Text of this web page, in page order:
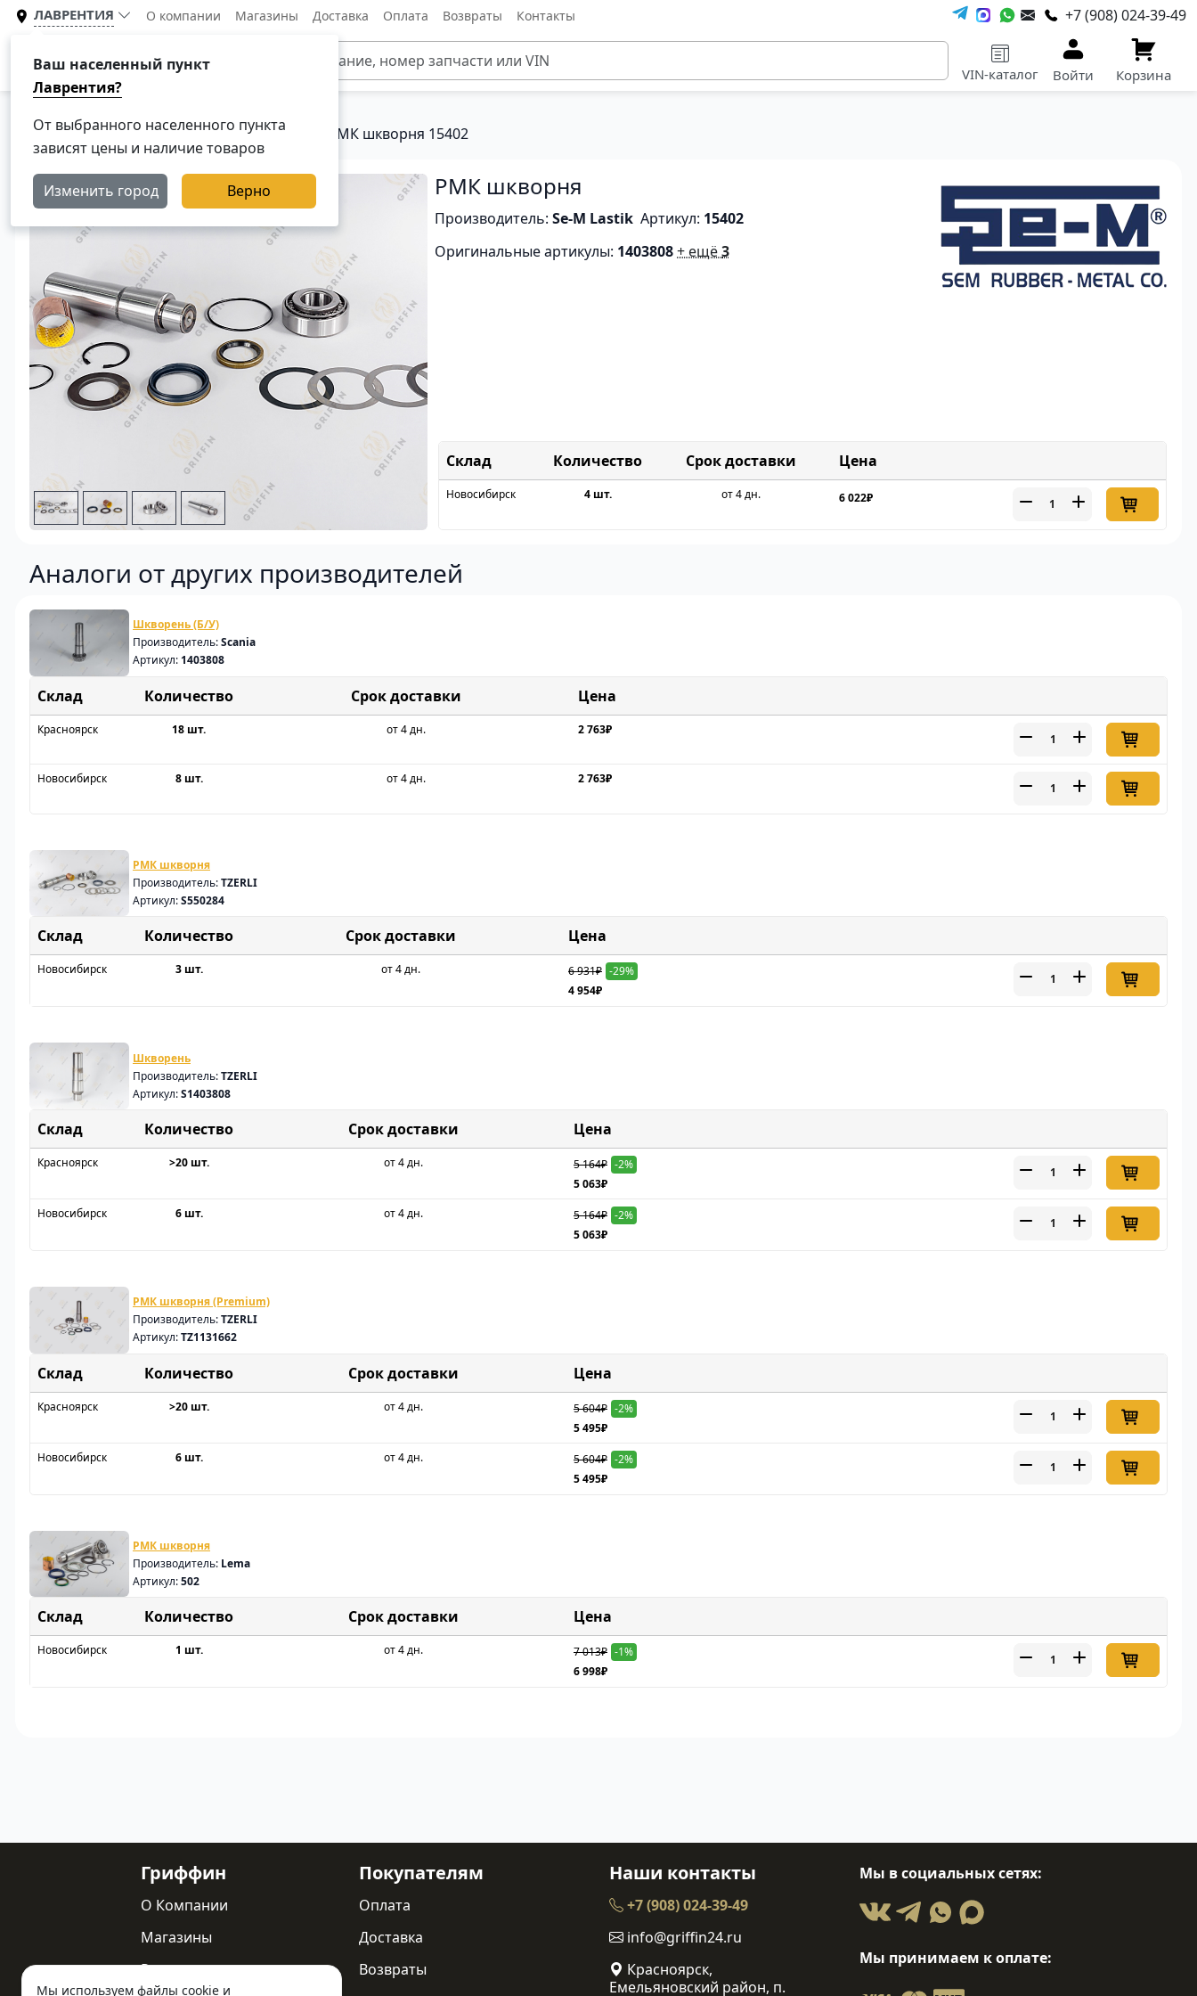
ЛАВРЕНТИЯ
Ваш населенный пункт
Лаврентия?
От выбранного населенного пункта
зависят цены и наличие товаров
Изменить город Верно
О компании Магазины Доставка Оплата Возвраты Контакты +7 (908) 024-39-49
Каталог
VIN-каталог Войти Корзина
Главная Каталог Рулевое управление РМК шкворня 15402
РМК шкворня
Производитель:Se-M Lastik Артикул: 15402
Оригинальные артикулы: 1403808+ ещё3
Склад Срок доставки Цена
Новосибирск 4 шт. от 4 дн. 6 022₽
Аналоги от других производителей
Шкворень (Б/У)
Производитель:Scania
Артикул: 1403808
Склад Срок доставки Цена
Красноярск 18 шт. от 4 дн. 2 763₽
Новосибирск 8 шт. от 4 дн. 2 763₽
РМК шкворня
Производитель:TZERLI
Артикул:S550284
Склад Срок доставки Цена
Новосибирск 3 шт. от 4 дн. 6 931₽ -29%
4 954₽
Шкворень
Производитель:TZERLI
Артикул:S1403808
Склад Срок доставки Цена
Красноярск >20 шт. от 4 дн. 5 164₽ -2%
5 063₽
Новосибирск
6 шт. от 4 дн. 5 164₽ -2%
5 063₽
РМК шкворня (Premium)
Производитель:TZERLI
Артикул:TZ1131662
Склад Срок доставки Цена
Красноярск >20 шт. от 4 дн. 5 604₽ -2%
5 495₽
Новосибирск
6 шт. от 4 дн. 5 604₽ -2%
5 495₽
РМК шкворня
Производитель: Lema
Артикул:502
Склад Срок доставки Цена
Новосибирск 1 шт. от 4 дн. 7 013₽ -1%
6 998₽
Мы используем файлы cookie и
Гриффин
О Компании
Магазины
Реквизиты
Покупателям
Оплата
Доставка
Возвраты
Наши контакты
+7 (908) 024-39-49
info@griffin24.ru
Красноярск,
Емельяновский район, п.
Мы в социальных сетях:
Мы принимаем к оплате: